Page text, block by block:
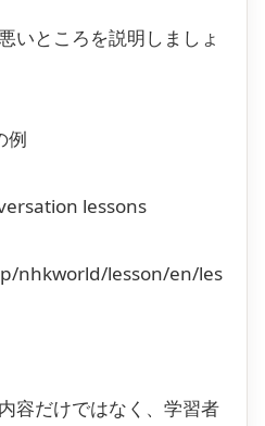
いところを説明しましょ
例
lessons
nhkworld/lesson/en/les
容だけではなく、学習者